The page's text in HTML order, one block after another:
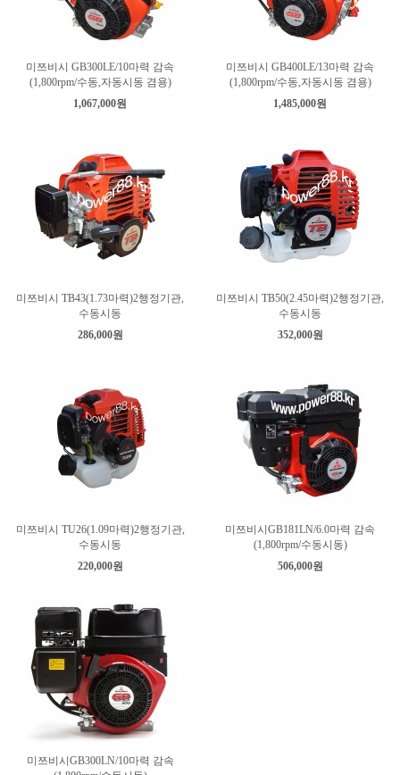
미쯔비시 GB300LE/10마력 감속
(1,800rpm/수동,자동시동 겸용)
1,067,000원
미쯔비시 GB400LE/13마력 감속
(1,800rpm/수동,자동시동 겸용)
1,485,000원
미쯔비시 TB43(1.73마력)2행정기관,
수동시동
286,000원
미쯔비시 TB50(2.45마력)2행정기관,
수동시동
352,000원
미쯔비시 TU26(1.09마력)2행정기관,
수동시동
220,000원
미쯔비시GB181LN/6.0마력 감속
(1,800rpm/수동시동)
506,000원
미쯔비시GB300LN/10마력 감속